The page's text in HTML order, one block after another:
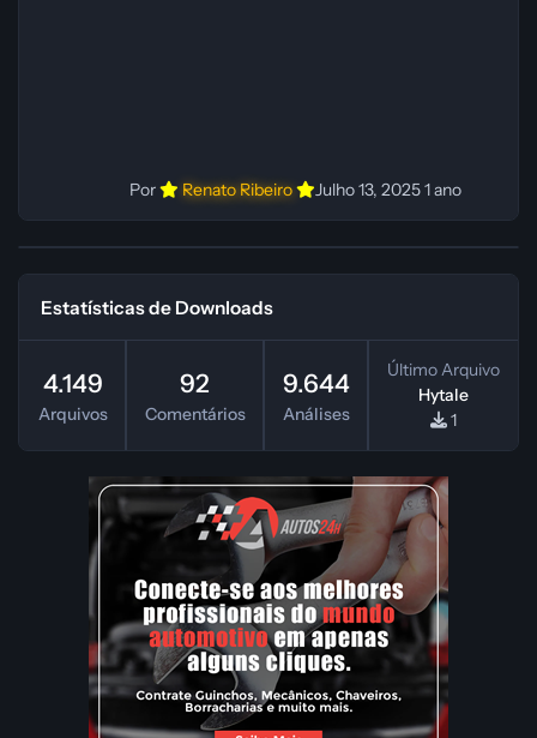
Por Renato Ribeiro Julho 13, 20251 ano
Estatísticas de Downloads
4.149
Arquivos
92
Comentários
9.644
Análises
Último Arquivo
Hytale
1